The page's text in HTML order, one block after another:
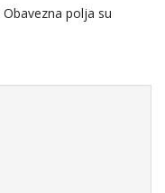
Obavezna polja su